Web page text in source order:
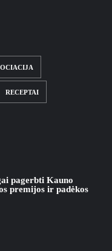
RECEPTAI
pagerbti Kauno
premijos ir padėkos